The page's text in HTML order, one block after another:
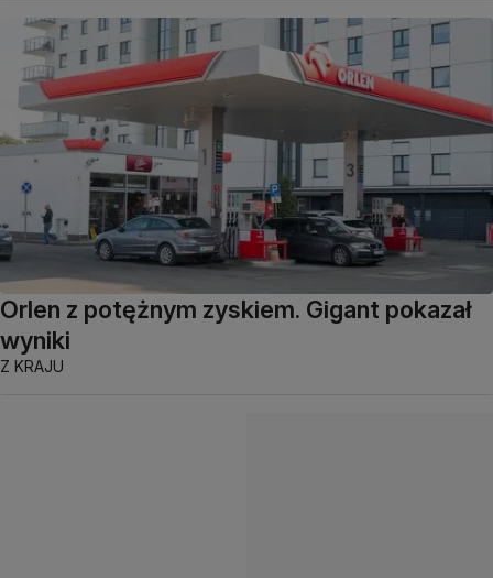
Orlen z potężnym zyskiem. Gigant pokazał
wyniki
Z KRAJU